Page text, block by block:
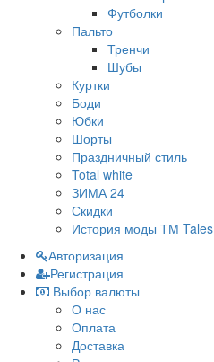
Футболки
Пальто
Тренчи
Шубы
Куртки
Боди
Юбки
Шорты
Праздничный стиль
Total white
ЗИМА 24
Скидки
История моды ТМ Tales
Авторизация
Регистрация
Выбор валюты
О нас
Оплата
Доставка